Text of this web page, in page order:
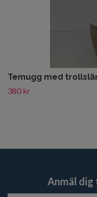
Temugg med
380 kr
Anmäl